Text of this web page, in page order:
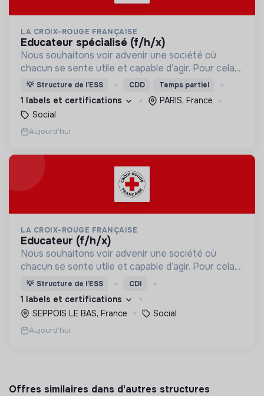
LA CROIX-ROUGE FRANÇAISE
educateur spécialisé (f/h/x)
Nous souhaitons voir advenir une société où
chacun se sente utile et capable d’agir. Pour cela,
nous proposons des moyens et des lieux
d’engagement innovants et adaptés à tous.
💡 Structure de l’ESS CDD Temps partiel
1 labels et certifications
PARIS, France
Social
Aujourd'hui
LA CROIX-ROUGE FRANÇAISE
educateur (f/h/x)
Nous souhaitons voir advenir une société où
chacun se sente utile et capable d’agir. Pour cela,
nous proposons des moyens et des lieux
d’engagement innovants et adaptés à tous.
💡 Structure de l’ESS CDI
1 labels et certifications
SEPPOIS LE BAS, France
Social
Aujourd'hui
Offres similaires dans d'autres structures